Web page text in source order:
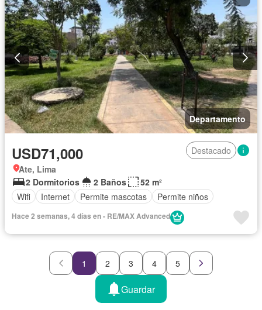
Departamento
USD71,000
Destacado
Ate, Lima
2 Dormitorios
2 Baños
52 m²
Wifi
Internet Permite mascotas Permite niños
Hace 2 semanas, 4 días en - RE/MAX Advanced
1 2 3 4 5
Guardar